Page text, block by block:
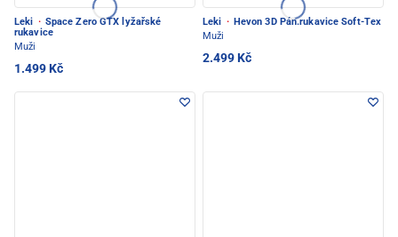
Leki · Space Zero GTX lyžařské
rukavice
Muži
1.499 Kč
Leki · Hevon 3D Pán.rukavice Soft-Tex
Muži
2.499 Kč